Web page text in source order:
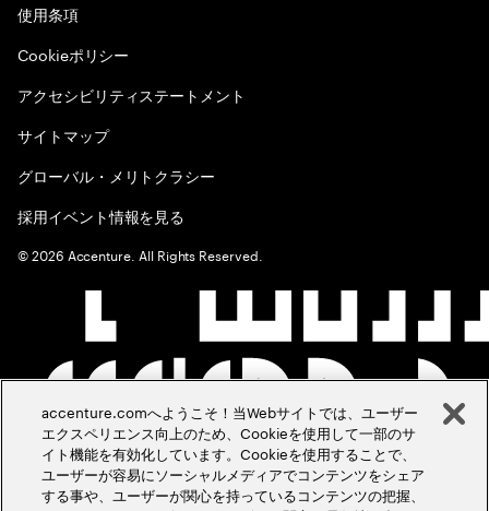
使用条項
Cookieポリシー
アクセシビリティステートメント
サイトマップ
グローバル・メリトクラシー
採用イベント情報を見る
©2026 Accenture. All Rights Reserved.
accenture.comへようこそ！当Webサイトでは、ユーザー
エクスペリエンス向上のため、Cookieを使用して一部のサ
イト機能を有効化しています。Cookieを使用することで、
ユーザーが容易にソーシャルメディアでコンテンツをシェア
する事や、ユーザーが関心を持っているコンテンツの把握、